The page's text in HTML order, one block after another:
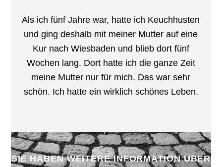
Als ich fünf Jahre war, hatte ich Keuchhusten
und ging deshalb mit meiner Mutter auf eine
Kur nach Wiesbaden und blieb dort fünf
Wochen lang. Dort hatte ich die ganze Zeit
meine Mutter nur für mich. Das war sehr
schön. Ich hatte ein wirklich schönes Leben.
SIE HABEN WEITERE INFORMATION ÜBER